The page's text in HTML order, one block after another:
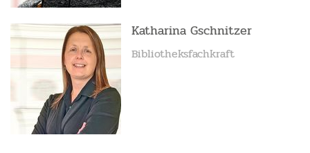
Katharina Gschnitzer
Bibliotheksfachkraft